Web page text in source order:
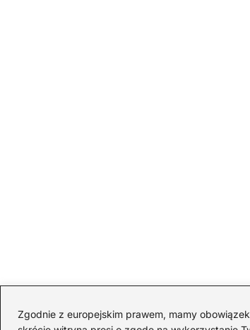
Zgodnie z europejskim prawem, mamy